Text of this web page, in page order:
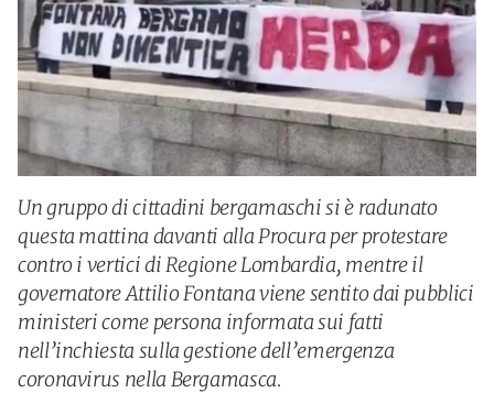
Un gruppo di cittadini bergamaschi si è radunato
questa mattina davanti alla Procura per protestare
contro i vertici di Regione Lombardia, mentre il
governatore Attilio Fontana viene sentito dai pubblici
ministeri come persona informata sui fatti
nell’inchiesta sulla gestione dell’emergenza
coronavirus nella Bergamasca.